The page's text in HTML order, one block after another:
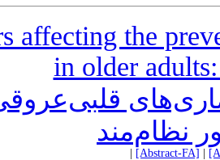
affecting the
in older
نظام‌مند
[Abstract-FA]